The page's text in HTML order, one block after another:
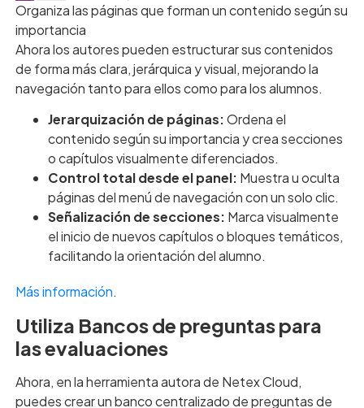
Organiza las páginas que forman un contenido según su
importancia
Ahora los autores pueden estructurar sus contenidos
de forma más clara, jerárquica y visual, mejorando la
navegación tanto para ellos como para los alumnos.
Jerarquización de páginas:Ordena el
contenido según su importancia y crea secciones
o capítulos visualmente diferenciados.
Control total desde el panel: Muestra u oculta
páginas del menú de navegación con un solo clic.
Señalización de secciones: Marca visualmente
el inicio de nuevos capítulos o bloques temáticos,
facilitando la orientación del alumno.
Más información.
Utiliza Bancos de preguntas para
las evaluaciones
Ahora, en la herramienta autora de Netex Cloud,
puedes crear un banco centralizado de preguntas de